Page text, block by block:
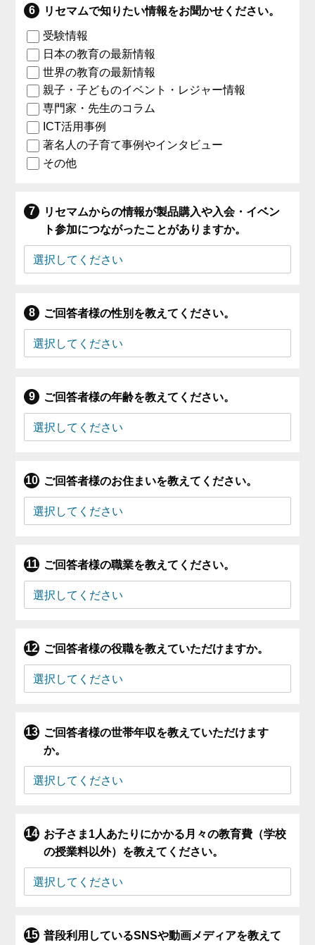
リセマムで知りたい情報をお聞かせください。
受験情報
日本の教育の最新情報
世界の教育の最新情報
親子・子どものイベント・レジャー情報
専門家・先生のコラム
ICT活用事例
著名人の子育て事例やインタビュー
その他
リセマムからの情報が製品購入や入会・イベン
ト参加につながったことがありますか。
ご回答者様の性別を教えてください。
ご回答者様の年齢を教えてください。
ご回答者様のお住まいを教えてください。
ご回答者様の職業を教えてください。
ご回答者様の役職を教えていただけますか。
ご回答者様の世帯年収を教えていただけます
か。
お子さま1人あたりにかかる月々の教育費（学校
の授業料以外）を教えてください。
普段利用しているSNSや動画メディアを教えて